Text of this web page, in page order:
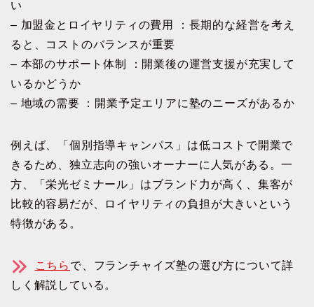
い
– 加盟金とロイヤリティの費用 ：長期的な経営を考え
ると、コストのバランスが重要
– 本部のサポート体制 ：開業後の運営支援が充実して
いるかどうか
– 地域の需要 ：開業予定エリアに塾のニーズがあるか
例えば、「個別指導キャンパス」は低コストで開業で
きるため、独立志向の強いオーナーに人気がある。一
方、「栄光ゼミナール」はブランド力が高く、集客が
比較的容易だが、ロイヤリティの負担が大きいという
特徴がある。
こちら で、フランチャイズ塾の選び方について詳
しく解説している。